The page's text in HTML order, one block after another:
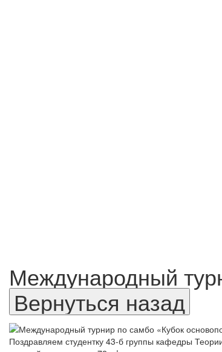
Международный
Поздравляем студентку 43-б группы кафедры